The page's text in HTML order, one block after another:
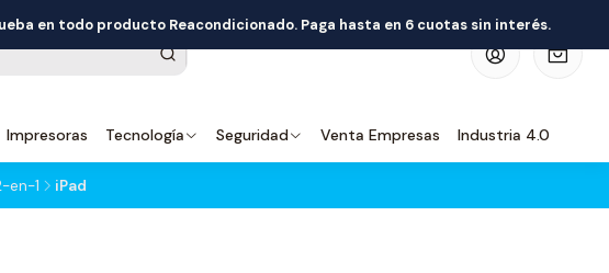
Impresoras Tecnología Seguridad Venta Empresas Industria 4.0
en todo producto Reacondicionado. Paga hasta en 6 cuotas sin interés.
en-1 iPad